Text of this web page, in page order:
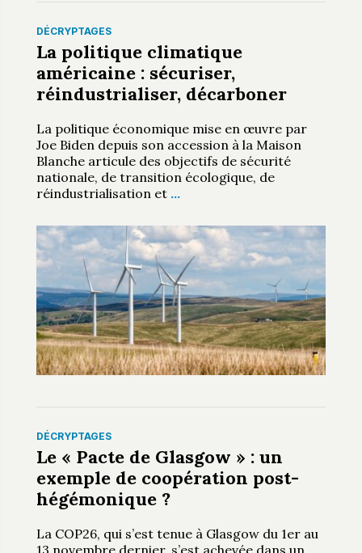
DÉCRYPTAGES
La politique climatique
américaine : sécuriser,
réindustrialiser, décarboner
La politique économique mise en œuvre par
Joe Biden depuis son accession à la Maison
Blanche articule des objectifs de sécurité
nationale, de transition écologique, de
réindustrialisation et …
DÉCRYPTAGES
Le « Pacte de Glasgow » : un
exemple de coopération post-
hégémonique ?
La COP26, qui s’est tenue à Glasgow du 1er au